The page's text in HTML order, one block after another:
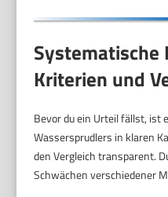
Systematische
Kriterien und
Bevor du ein Urteil fällst, ist
Wassersprudlers in klaren
den Vergleich transparent.
Schwächen verschiedener